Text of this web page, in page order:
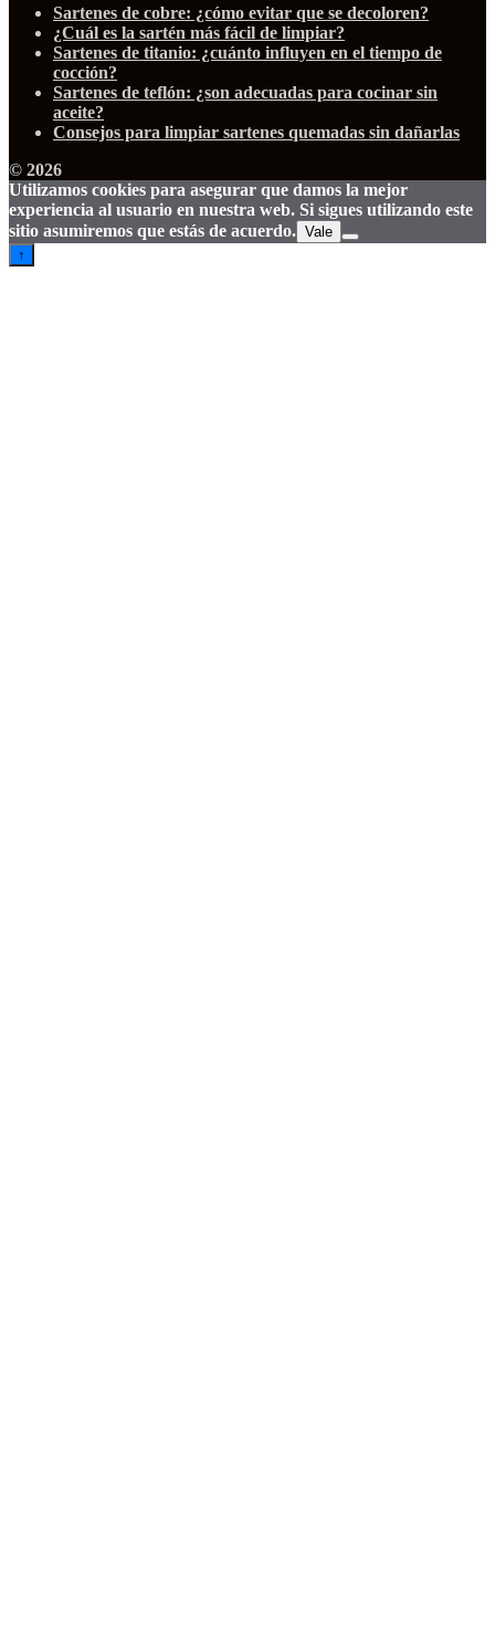
Sartenes de cobre: ¿cómo evitar que se decoloren?
¿Cuál es la sartén más fácil de limpiar?
Sartenes de titanio: ¿cuánto influyen en el tiempo de
cocción?
Sartenes de teflón: ¿son adecuadas para cocinar sin
aceite?
Consejos para limpiar sartenes quemadas sin dañarlas
© 2026
Utilizamos cookies para asegurar que damos la mejor
experiencia al usuario en nuestra web. Si sigues utilizando este
sitio asumiremos que estás de acuerdo. Vale
↑